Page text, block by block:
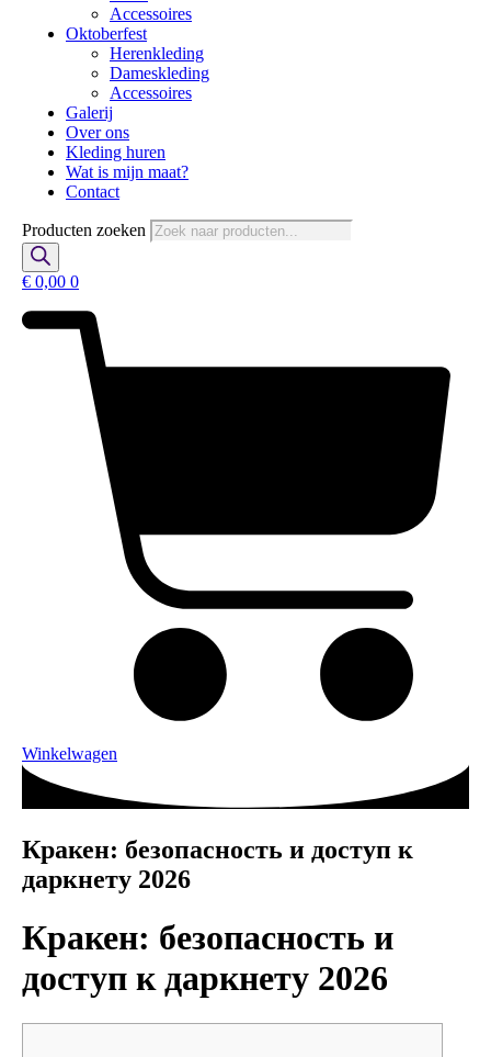
Accessoires
Oktoberfest
Herenkleding
Dameskleding
Accessoires
Galerij
Over ons
Kleding huren
Wat is mijn maat?
Contact
Producten zoeken
€ 0,00 0
Winkelwagen
Кракен: безопасность и доступ к
даркнету 2026
Кракен: безопасность и
доступ к даркнету 2026